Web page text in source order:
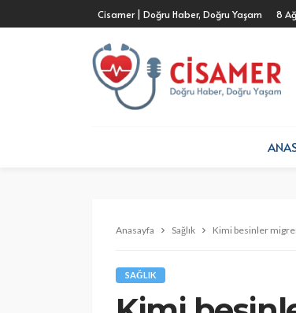
Cisamer | Doğru Haber, Doğru Yaşam 8
Anasayfa Sağlık Kimi besinler
SAĞLIK